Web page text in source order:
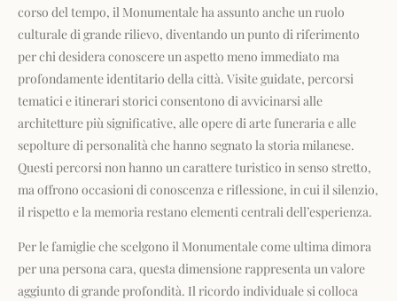
corso del tempo, il Monumentale ha assunto anche un ruolo
culturale di grande rilievo, diventando un punto di riferimento
per chi desidera conoscere un aspetto meno immediato ma
profondamente identitario della città. Visite guidate, percorsi
tematici e itinerari storici consentono di avvicinarsi alle
architetture più significative, alle opere di arte funeraria e alle
sepolture di personalità che hanno segnato la storia milanese.
Questi percorsi non hanno un carattere turistico in senso stretto,
ma offrono occasioni di conoscenza e riflessione, in cui il silenzio,
il rispetto e la memoria restano elementi centrali dell’esperienza.
Per le famiglie che scelgono il Monumentale come ultima dimora
per una persona cara, questa dimensione rappresenta un valore
aggiunto di grande profondità. Il ricordo individuale si colloca